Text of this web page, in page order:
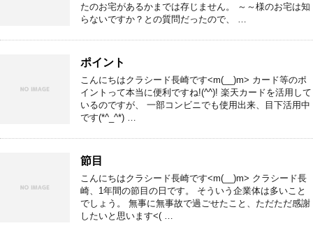
たのお宅があるかまでは存じません。 ～～様のお宅は知
らないですか？との質問だったので、 …
ポイント
こんにちはクラシード長崎です<m(__)m> カード等のポ
イントって本当に便利ですね!(^^)! 楽天カードを活用して
いるのですが、 一部コンビニでも使用出来、目下活用中
です(*^_^*) …
節目
こんにちはクラシード長崎です<m(__)m> クラシード長
崎、1年間の節目の日です。 そういう企業体は多いこと
でしょう。 無事に無事故で過ごせたこと、ただただ感謝
したいと思います<( …